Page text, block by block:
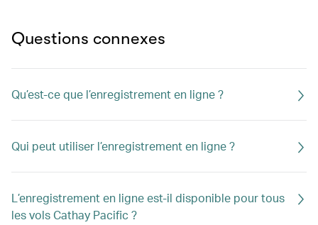
Questions connexes
Qu’est-ce que l’enregistrement en ligne ?
Qui peut utiliser l’enregistrement en ligne ?
L’enregistrement en ligne est-il disponible pour tous
les vols Cathay Pacific ?